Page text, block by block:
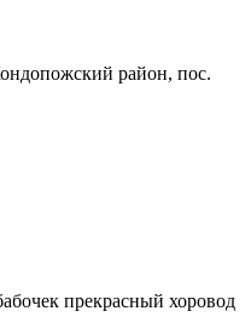
район, пос.
прекрасный хоровод